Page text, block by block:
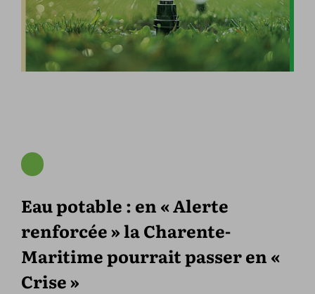
Eau potable : en « Alerte
renforcée » la Charente-
Maritime pourrait passer en «
Crise »